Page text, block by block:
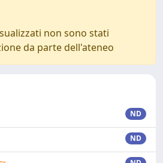
non sono stati
da parte dell'ateneo
ND
ND